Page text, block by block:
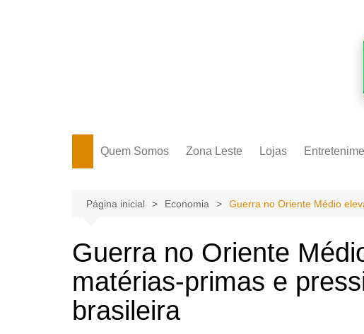
Quem Somos Zona Leste Lojas
Página inicial Economia Guerra no Oriente Médio
Guerra no Oriente
matérias-primas e
brasileira